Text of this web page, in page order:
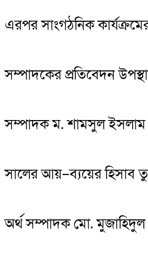
এরপর সাংগঠনিক
সম্পাদকের প্রতিবেদন
সম্পাদক ম. শামসুল
সালের আয়–ব্যয়ের হিসাব
অর্থ সম্পাদক মো.